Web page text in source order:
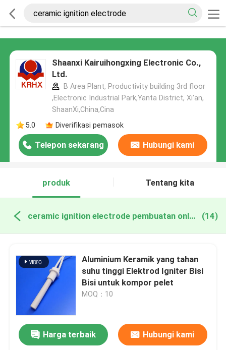
Shaanxi Kairuihongxing Electronic Co.,
Ltd.
B Area Plant, Productivity building 3rd floor
,Electronic Industrial Park,Yanta District, Xi'an,
ShaanXi,China,Cina
5.0
Diverifikasi pemasok
Telepon sekarang Hubungi kami
produk Tentang kita
ceramic ignition electrode pembuatan online (14)
Aluminium Keramik yang tahan
suhu tinggi Elektrod Igniter Bisi
Bisi untuk kompor pelet
MOQ：10
Harga terbaik Hubungi kami